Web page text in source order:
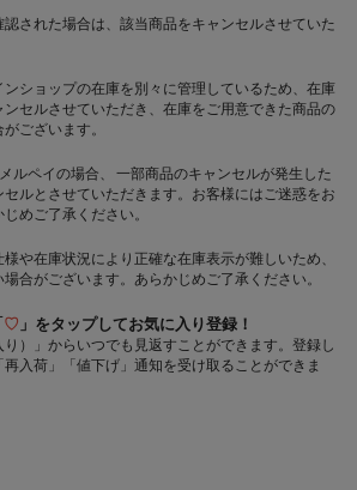
された場合は、該当商品をキャンセルさせていた
ショップの在庫を別々に管理しているため、在庫
セルさせていただき、在庫をご用意できた商品の
ございます。
ルペイの場合、 一部商品のキャンセルが発生した
ルとさせていただきます。お客様にはご迷惑をお
めご了承ください。
や在庫状況により正確な在庫表示が難しいため、
合がございます。あらかじめご了承ください。
♡ 」をタップしてお気に入り登録！
）」からいつでも見返すことができます。登録し
入荷」「値下げ」通知を受け取ることができま